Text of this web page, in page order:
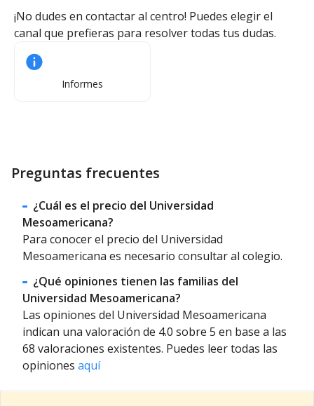
¡No dudes en contactar al centro! Puedes elegir el
canal que prefieras para resolver todas tus dudas.
Informes
Preguntas frecuentes
¿Cuál es el precio del Universidad
Mesoamericana?
Para conocer el precio del Universidad
Mesoamericana es necesario consultar al colegio.
¿Qué opiniones tienen las familias del
Universidad Mesoamericana?
Las opiniones del Universidad Mesoamericana
indican una valoración de 4.0 sobre 5 en base a las
68 valoraciones existentes. Puedes leer todas las
opiniones aquí